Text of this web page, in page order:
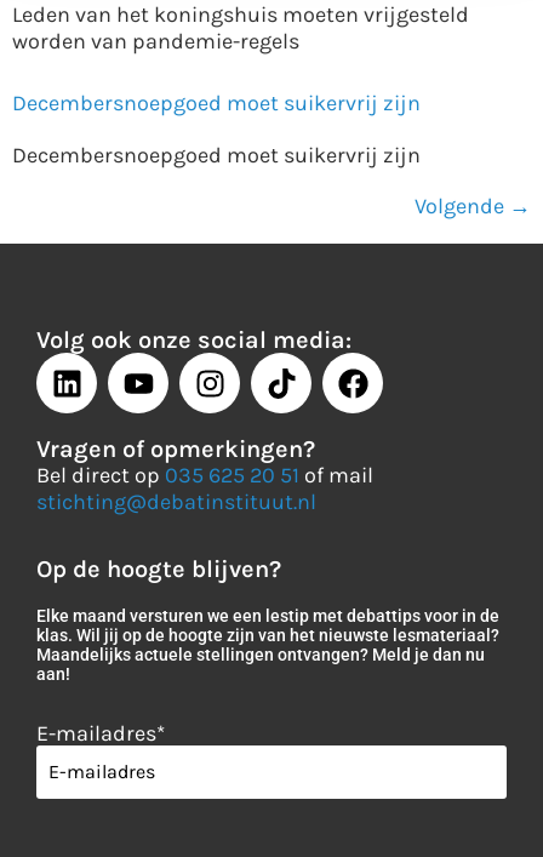
Leden van het koningshuis moeten vrijgesteld
worden van pandemie-regels
Decembersnoepgoed moet suikervrij zijn
Decembersnoepgoed moet suikervrij zijn
Volgende →
Volg ook onze social media:
Vragen of opmerkingen?
Bel direct op 035 625 20 51 of mail
stichting@debatinstituut.nl
Op de hoogte blijven?
Elke maand versturen we een lestip met debattips voor in de
klas. Wil jij op de hoogte zijn van het nieuwste lesmateriaal?
Maandelijks actuele stellingen ontvangen? Meld je dan nu
aan!
E-mailadres*